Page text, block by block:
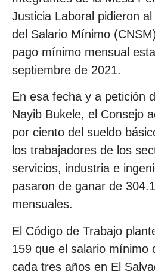
Justicia Laboral pidieron al
del Salario Mínimo
pago mínimo mensual
septiembre de 2021.
En esa fecha y a petición
Nayib Bukele, el Consejo
por ciento del sueldo
los trabajadores de los
servicios, industria e
pasaron de ganar de
mensuales.
El Código de Trabajo
159 que el salario mínimo
cada tres años en El